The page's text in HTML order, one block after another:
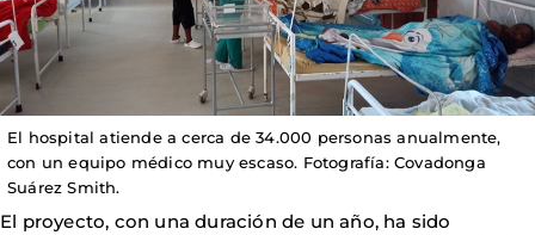
El hospital atiende a cerca de 34.000 personas anualmente,
con un equipo médico muy escaso. Fotografía: Covadonga
Suárez Smith.
El proyecto, con una duración de un año, ha sido